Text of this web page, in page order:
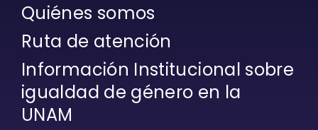
Quiénes somos
Ruta de atención
Información Institucional sobre
igualdad de género en la
UNAM